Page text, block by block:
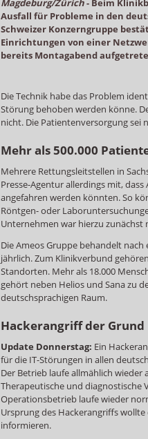
Magdeburg/Zürich- Beim
Ausfall für Probleme in den
Schweizer Konzerngruppe
Einrichtungen von einer
bereits Montagabend
Die Technik habe das Problem
Störung behoben werden könne.
nicht. Die Patientenversorgung sei
Mehr als 500.000
Mehrere Rettungsleitstellen in
Presse-Agentur allerdings mit,
angefahren werden könnten. So
Röntgen- oder
Unternehmen war hierzu zunächst
Die Ameos Gruppe behandelt nach
jährlich. Zum Klinikverbund
Standorten. Mehr als 18.000
gehört neben Helios und Sana zu
deutschsprachigen Raum.
Hackerangriff der Grund
Update Donnerstag: Ein
für die IT-Störungen in allen
Der Betrieb laufe allmählich
Therapeutische und diagnostische
Operationsbetrieb laufe wieder
Ursprung des Hackerangriffs
informieren.